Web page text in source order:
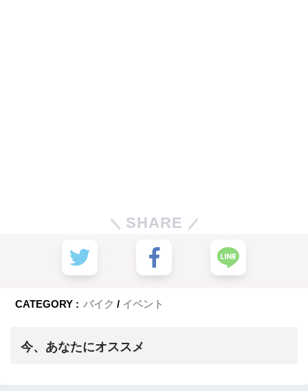
SHARE
CATEGORY : バイク イベント
今、あなたにオススメ